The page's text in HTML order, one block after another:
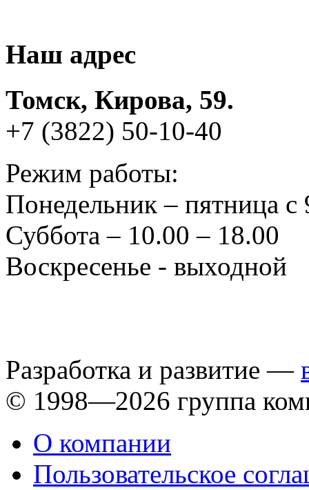
Наш адрес
Томск, Кирова, 59.
+7 (3822) 50-10-40
Режим работы:
Понедельник – пятница с
Суббота – 10.00 – 18.00
Воскресенье - выходной
Разработка и развитие —
© 1998—2026 группа
О компании
Пользовательское